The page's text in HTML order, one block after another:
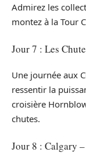
Admirez les
montez à la Tour
Jour 7 : Les
Une journée aux
ressentir la
croisière
chutes.
Jour 8 : Calgary